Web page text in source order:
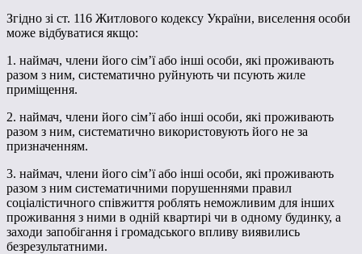
Згідно зі ст. 116 Житлового кодексу України, виселення особи
може відбуватися якщо:
1. наймач, члени його сім’ї або інші особи, які проживають
разом з ним, систематично руйнують чи псують жиле
приміщення.
2. наймач, члени його сім’ї або інші особи, які проживають
разом з ним, систематично використовують його не за
призначенням.
3. наймач, члени його сім’ї або інші особи, які проживають
разом з ним систематичними порушеннями правил
соціалістичного співжиття роблять неможливим для інших
проживання з ними в одній квартирі чи в одному будинку, а
заходи запобігання і громадського впливу виявились
безрезультатними.